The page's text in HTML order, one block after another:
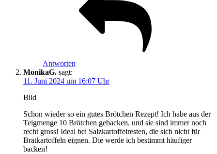
Antworten
MonikaG. sagt:
11. Juni 2024 um 16:07 Uhr
Bild
Schon wieder so ein gutes Brötchen Rezept! Ich habe aus der
Teigmenge 10 Brötchen gebacken, und sie sind immer noch
recht gross! Ideal bei Salzkartoffelresten, die sich nicht für
Bratkartoffeln eignen. Die werde ich bestimmt häufiger
backen!